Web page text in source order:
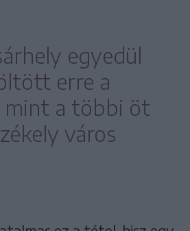
egyedül
erre a
mint a többi öt
város